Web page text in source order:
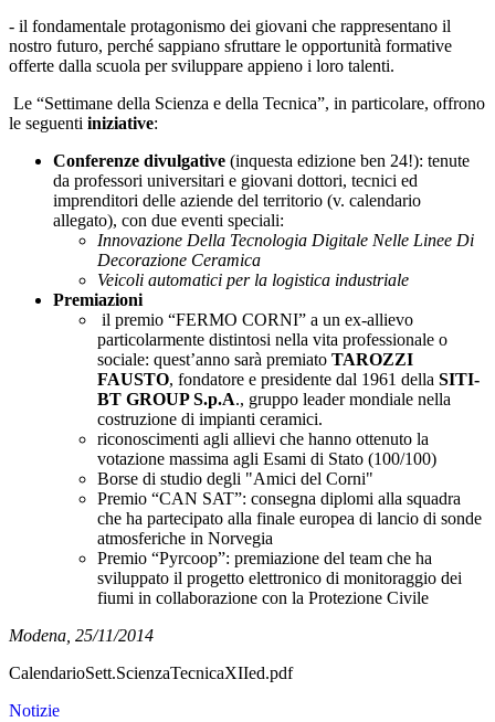
- il fondamentale protagonismo dei giovani che rappresentano il
nostro futuro, perché sappiano sfruttare le opportunità formative
offerte dalla scuola per sviluppare appieno i loro talenti.
Le “Settimane della Scienza e della Tecnica”, in particolare, offrono
le seguenti iniziative:
Conferenze divulgative (inquesta edizione ben 24!): tenute
da professori universitari e giovani dottori, tecnici ed
imprenditori delle aziende del territorio (v. calendario
allegato), con due eventi speciali:
Innovazione Della Tecnologia Digitale Nelle Linee Di
Decorazione Ceramica
Veicoli automatici per la logistica industriale
Premiazioni
il premio “FERMO CORNI” a un ex-allievo
particolarmente distintosi nella vita professionale o
sociale: quest’anno sarà premiato TAROZZI
FAUSTO, fondatore e presidente dal 1961 della SITI-
BT GROUP S.p.A., gruppo leader mondiale nella
costruzione di impianti ceramici.
riconoscimenti agli allievi che hanno ottenuto la
votazione massima agli Esami di Stato (100/100)
Borse di studio degli "Amici del Corni"
Premio “CAN SAT”: consegna diplomi alla squadra
che ha partecipato alla finale europea di lancio di sonde
atmosferiche in Norvegia
Premio “Pyrcoop”: premiazione del team che ha
sviluppato il progetto elettronico di monitoraggio dei
fiumi in collaborazione con la Protezione Civile
Modena, 25/11/2014
CalendarioSett.ScienzaTecnicaXIIed.pdf
Notizie